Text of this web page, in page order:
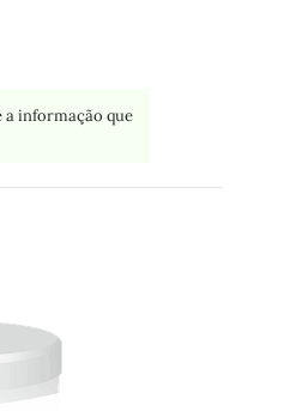
informação que